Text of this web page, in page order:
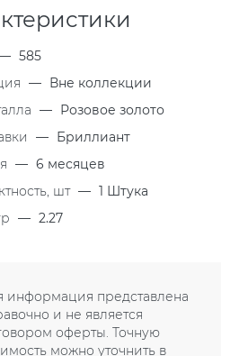
585
— Вне коллекции
— Розовое золото
— Бриллиант
— 6 месяцев
шт — 1 Штука
— 2.27
информация представлена
и не является
оферты. Точную
можно уточнить в